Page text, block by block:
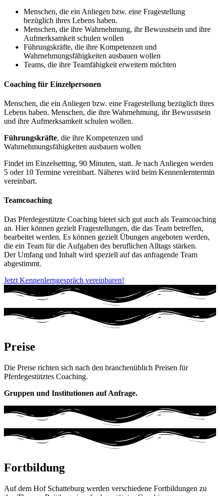
Menschen, die ein Anliegen bzw. eine Fragestellung
bezüglich ihres Lebens haben.
Menschen, die ihre Wahrnehmung, ihr Bewusstsein und ihre
Aufmerksamkeit schulen wollen
Führungskräfte, die ihre Kompetenzen und
Wahrnehmungsfähigkeiten ausbauen wollen
Teams, die ihre Teamfähigkeit erweitern möchten
Coaching für Einzelpersonen
Menschen, die ein Anliegen bzw. eine Fragestellung bezüglich ihres
Lebens haben. Menschen, die ihre Wahrnehmung, ihr Bewusstsein
und ihre Aufmerksamkeit schulen wollen.
Führungskräfte, die ihre Kompetenzen und
Wahrnehmungsfähigkeiten ausbauen wollen
Findet im Einzelsetting, 90 Minuten, statt. Je nach Anliegen werden
5 oder 10 Termine vereinbart. Näheres wird beim Kennenlerntermin
vereinbart.
Teamcoaching
Das Pferdegestützte Coaching bietet sich gut auch als Teamcoaching
an. Hier können gezielt Fragestellungen, die das Team betreffen,
bearbeitet werden. Es können gezielt Übungen angeboten werden,
die ein Team für die Aufgaben des beruflichen Alltags stärken.
Der Umfang und Inhalt wird speziell auf das anfragende Team
abgestimmt.
Jetzt Kennenlerngespräch vereinbaren!
Preise
Die Preise richten sich nach den branchenüblich Preisen für
Pferdegestütztes Coaching.
Gruppen und Institutionen auf Anfrage.
Fortbildung
Auf dem Hof Schatteburg werden verschiedene Fortbildungen zu